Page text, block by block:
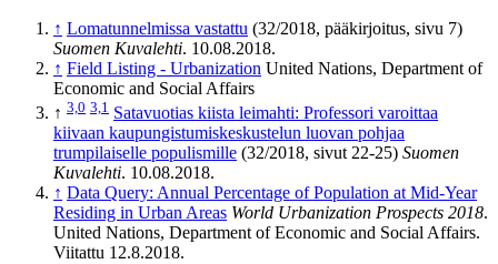
↑ Lomatunnelmissa vastattu (32/2018, pääkirjoitus, sivu 7)
Suomen Kuvalehti. 10.08.2018.
↑ Field Listing - Urbanization United Nations, Department of
Economic and Social Affairs
↑ 3,0 3,1 Satavuotias kiista leimahti: Professori varoittaa
kiivaan kaupungistumiskeskustelun luovan pohjaa
trumpilaiselle populismille (32/2018, sivut 22-25) Suomen
Kuvalehti. 10.08.2018.
↑ Data Query: Annual Percentage of Population at Mid-Year
Residing in Urban Areas World Urbanization Prospects 2018.
United Nations, Department of Economic and Social Affairs.
Viitattu 12.8.2018.